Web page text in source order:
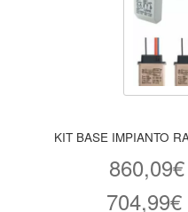
860,09€
704,99€